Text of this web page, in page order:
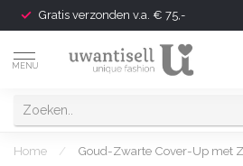
Gratis verzonden v.a. € 75,-
MENU
Home / Goud-Zwarte Cover-Up met